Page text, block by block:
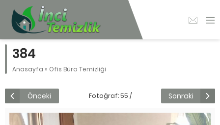
384
Anasayfa » Ofis Büro Temizliği
Önceki
Fotoğraf: 55 /
Sonraki